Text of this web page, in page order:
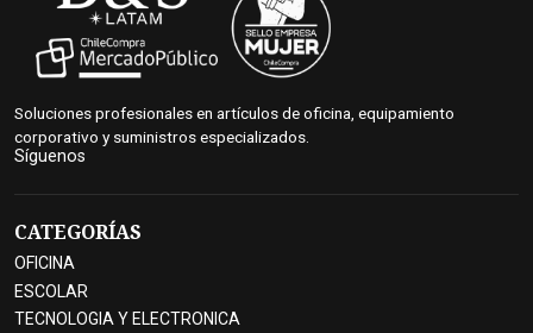
Soluciones profesionales en artículos de oficina, equipamiento
corporativo y suministros especializados.
Síguenos
CATEGORÍAS
OFICINA
ESCOLAR
TECNOLOGIA Y ELECTRONICA